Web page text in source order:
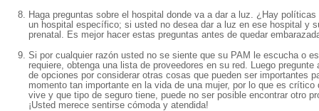
Haga preguntas sobre el hospital donde va a dar a luz. ¿Hay
un hospital específico; si usted no desea dar a luz en ese hospital y
prenatal. Es mejor hacer estas preguntas antes de quedar
Si por cualquier razón usted no se siente que su PAM le escucha o
requiere, obtenga una lista de proveedores en su red. Luego
de opciones por considerar otras cosas que pueden ser importantes
momento tan importante en la vida de una mujer, por lo que es
vive y que tipo de seguro tiene, puede no ser posible encontrar otro
¡Usted merece sentirse cómoda y atendida!